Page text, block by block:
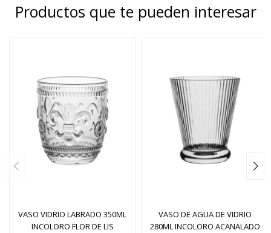
Productos que te pueden interesar
VASO VIDRIO LABRADO 350ML
INCOLORO FLOR DE LIS
VASO DE AGUA DE VIDRIO
280ML INCOLORO ACANALADO